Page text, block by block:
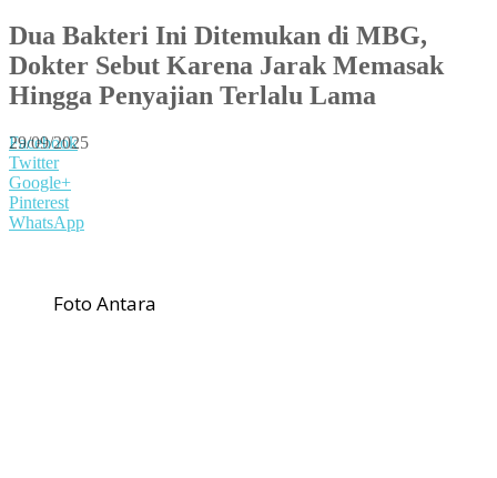
Dua Bakteri Ini Ditemukan di MBG,
Dokter Sebut Karena Jarak Memasak
Hingga Penyajian Terlalu Lama
29/09/2025
Facebook
Twitter
Google+
Pinterest
WhatsApp
Foto Antara